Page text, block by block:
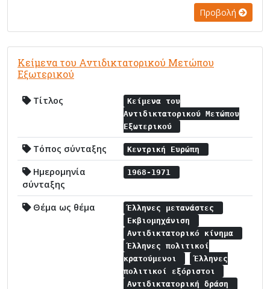
Προβολή
Κείμενα του Αντιδικτατορικού Μετώπου
Εξωτερικού
Τίτλος
Κείμενα του
Αντιδικτατορικού Μετώπου
Εξωτερικού
Τόπος σύνταξης Κεντρική Ευρώπη
Ημερομηνία
σύνταξης
1968-1971
Θέμα ως θέμα
Έλληνες μετανάστες
Εκβιομηχάνιση
Αντιδικτατορικό κίνημα
Έλληνες πολιτικοί
κρατούμενοι
Έλληνες
πολιτικοί εξόριστοι
Αντιδικτατορική δράση